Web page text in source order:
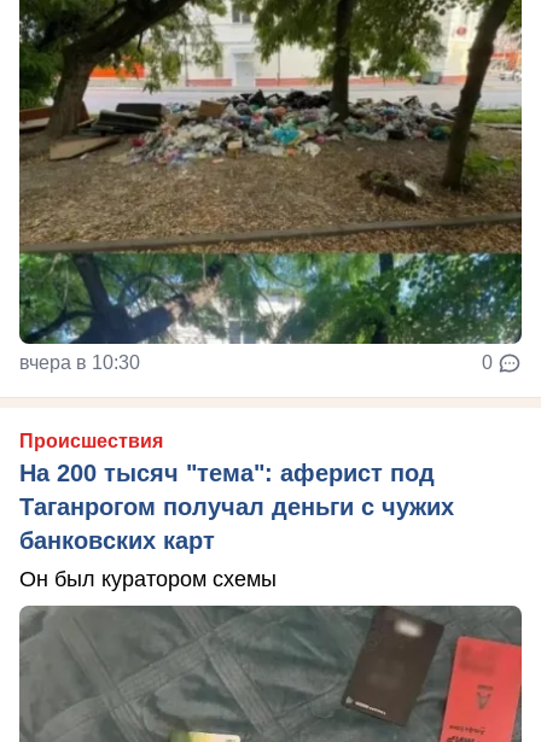
вчера в 10:30 0
Происшествия
На 200 тысяч "тема": аферист под
Таганрогом получал деньги с чужих
банковских карт
Он был куратором схемы